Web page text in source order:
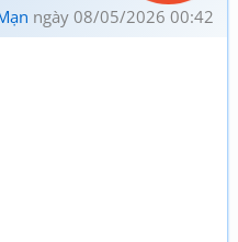
ngày 08/05/2026 00:42